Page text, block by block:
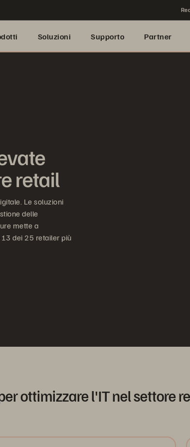
Soluzioni Supporto Partner
retail
Le soluzioni
delle
mette a
dei 25 retailer più
ottimizzare l'IT nel settore